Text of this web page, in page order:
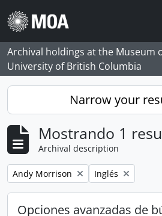
Skip to main content
Archival holdings at the Museum
University of British Columbia
Narrow your
Mostrando 1
Archival description
Remove filter:
Andy Morrison Remove filter:
Inglés
Opciones avanzadas de